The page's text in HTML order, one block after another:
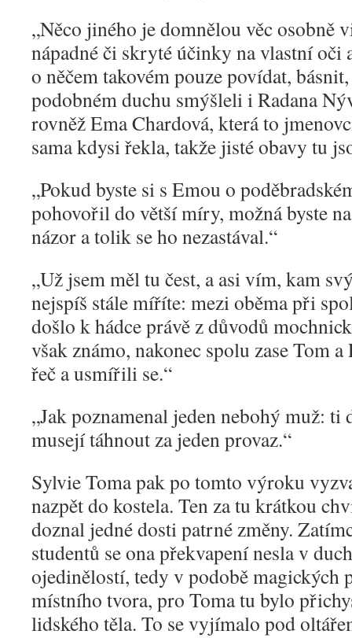
„Něco jiného je domnělou věc osobně
nápadné či skryté účinky na vlastní oči
o něčem takovém pouze povídat,
podobném duchu smýšleli i Radana
rovněž Ema Chardová, která to
sama kdysi řekla, takže jisté obavy tu
„Pokud byste si s Emou o
pohovořil do větší míry, možná byste
názor a tolik se ho nezastával.“
„Už jsem měl tu čest, a asi vím, kam
nejspíš stále míříte: mezi oběma při
došlo k hádce právě z důvodů
však známo, nakonec spolu zase Tom
řeč a usmířili se.“
„Jak poznamenal jeden nebohý muž: ti
musejí táhnout za jeden provaz.“
Sylvie Toma pak po tomto výroku
nazpět do kostela. Ten za tu krátkou
doznal jedné dosti patrné změny.
studentů se ona překvapení nesla v
ojedinělostí, tedy v podobě magických
místního tvora, pro Toma tu bylo
lidského těla. To se vyjímalo pod